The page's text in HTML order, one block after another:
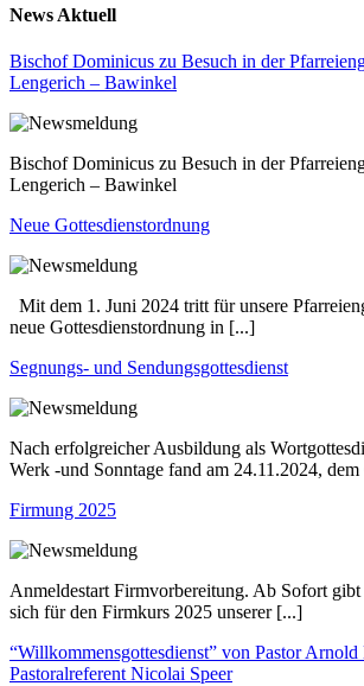
News Aktuell
Bischof Dominicus zu Besuch in der
Lengerich – Bawinkel
Bischof Dominicus zu Besuch in der
Lengerich – Bawinkel
Neue Gottesdienstordnung
Mit dem 1. Juni 2024 tritt für unsere
neue Gottesdienstordnung in [...]
Segnungs- und Sendungsgottesdienst
Nach erfolgreicher Ausbildung als
Werk -und Sonntage fand am 24.11.2024,
Firmung 2025
Anmeldestart Firmvorbereitung. Ab Sofort
sich für den Firmkurs 2025 unserer [...]
“Willkommensgottesdienst” von Pastor
Pastoralreferent Nicolai Speer